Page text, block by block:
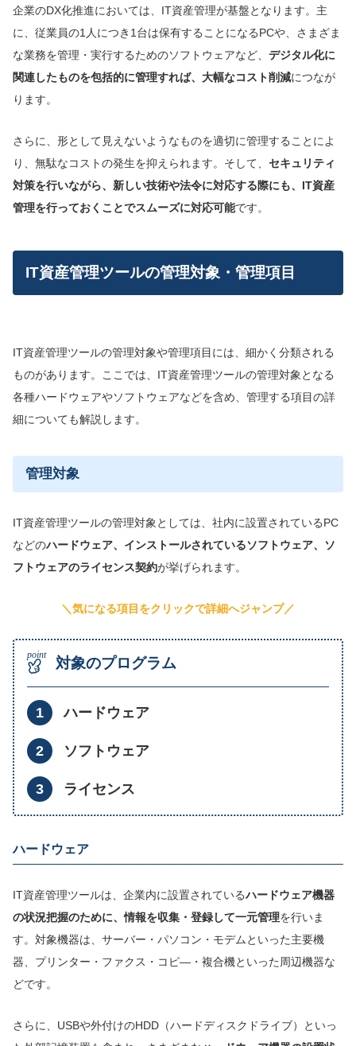
企業のDX化推進においては、IT資産管理が基盤となります。主
に、従業員の1人につき1台は保有することになるPCや、さまざま
な業務を管理・実行するためのソフトウェアなど、 デジタル化に
関連したものを包括的に管理すれば、大幅なコスト削減につなが
ります。
さらに、形として見えないようなものを適切に管理することによ
り、無駄なコストの発生を抑えられます。そして、 セキュリティ
対策を行いながら、新しい技術や法令に対応する際にも、IT資産
管理を行っておくことでスムーズに対応可能です。
IT資産管理ツールの管理対象・管理項目
IT資産管理ツールの管理対象や管理項目には、細かく分類される
ものがあります。ここでは、IT資産管理ツールの管理対象となる
各種ハードウェアやソフトウェアなどを含め、管理する項目の詳
細についても解説します。
管理対象
IT資産管理ツールの管理対象としては、社内に設置されているPC
などのハードウェア、インストールされているソフトウェア、ソ
フトウェアのライセンス契約が挙げられます。
＼気になる項目をクリックで詳細へジャンプ／
対象のプログラム
ハードウェア
ソフトウェア
ライセンス
ハードウェア
IT資産管理ツールは、企業内に設置されているハードウェア機器
の状況把握のために、情報を収集・登録して一元管理を行いま
す。対象機器は、サーバー・パソコン・モデムといった主要機
器、プリンター・ファクス・コピ―・複合機といった周辺機器な
どです。
さらに、USBや外付けのHDD（ハードディスクドライブ）といっ